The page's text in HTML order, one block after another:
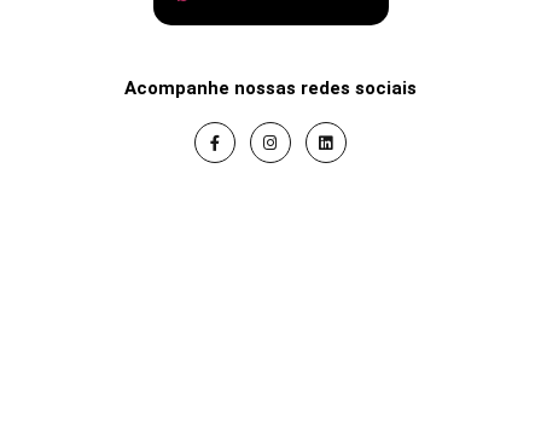
Acompanhe nossas redes sociais